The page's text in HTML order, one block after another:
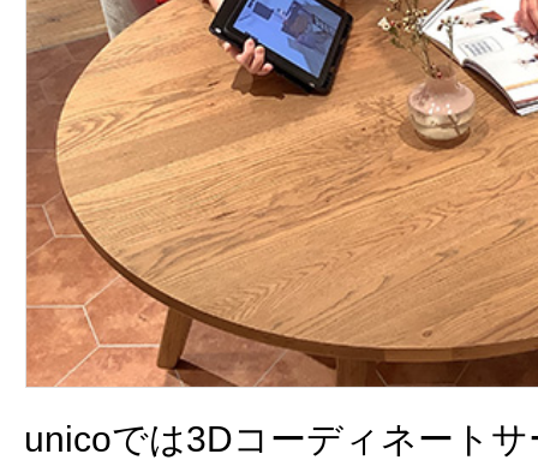
unicoでは3Dコーディネート